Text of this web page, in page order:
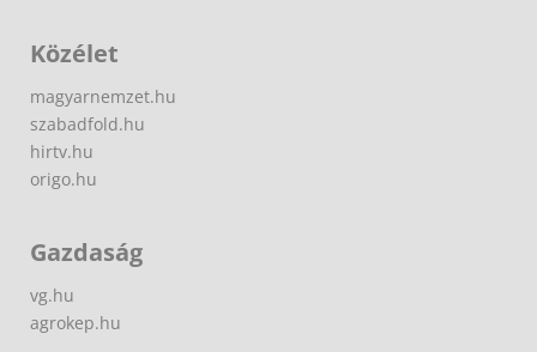
Közélet
magyarnemzet.hu
szabadfold.hu
hirtv.hu
origo.hu
Gazdaság
vg.hu
agrokep.hu